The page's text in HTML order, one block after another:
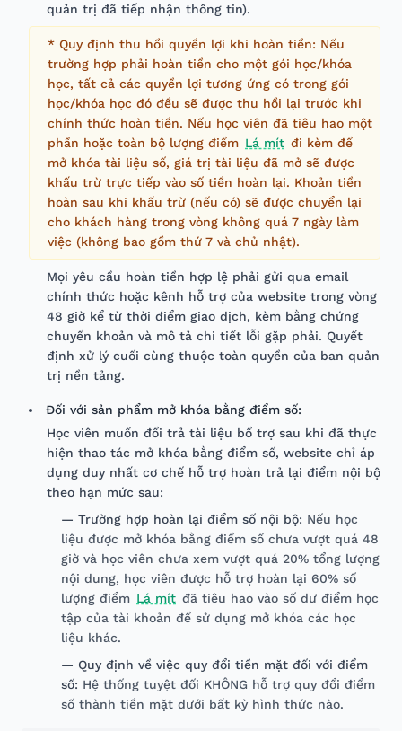
quản trị đã tiếp nhận thông tin).
* Quy định thu hồi quyền lợi khi hoàn tiền: Nếu
trường hợp phải hoàn tiền cho một gói học/khóa
học, tất cả các quyền lợi tương ứng có trong gói
học/khóa học đó đều sẽ được thu hồi lại trước khi
chính thức hoàn tiền. Nếu học viên đã tiêu hao một
phần hoặc toàn bộ lượng điểm Lá mít đi kèm để
mở khóa tài liệu số, giá trị tài liệu đã mở sẽ được
khấu trừ trực tiếp vào số tiền hoàn lại. Khoản tiền
hoàn sau khi khấu trừ (nếu có) sẽ được chuyển lại
cho khách hàng trong vòng không quá 7 ngày làm
việc (không bao gồm thứ 7 và chủ nhật).
Mọi yêu cầu hoàn tiền hợp lệ phải gửi qua email
chính thức hoặc kênh hỗ trợ của website trong vòng
48 giờ kể từ thời điểm giao dịch, kèm bằng chứng
chuyển khoản và mô tả chi tiết lỗi gặp phải. Quyết
định xử lý cuối cùng thuộc toàn quyền của ban quản
trị nền tảng.
Đối với sản phẩm mở khóa bằng điểm số:
Học viên muốn đổi trả tài liệu bổ trợ sau khi đã thực
hiện thao tác mở khóa bằng điểm số, website chỉ áp
dụng duy nhất cơ chế hỗ trợ hoàn trả lại điểm nội bộ
theo hạn mức sau:
— Trường hợp hoàn lại điểm số nội bộ: Nếu học
liệu được mở khóa bằng điểm số chưa vượt quá 48
giờ và học viên chưa xem vượt quá 20% tổng lượng
nội dung, học viên được hỗ trợ hoàn lại 60% số
lượng điểm Lá mít đã tiêu hao vào số dư điểm học
tập của tài khoản để sử dụng mở khóa các học
liệu khác.
— Quy định về việc quy đổi tiền mặt đối với điểm
số: Hệ thống tuyệt đối KHÔNG hỗ trợ quy đổi điểm
số thành tiền mặt dưới bất kỳ hình thức nào.